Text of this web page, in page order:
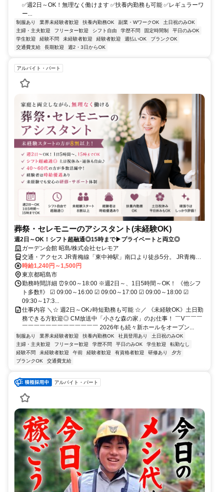
✅週2日～OK！無理なく働けます ✅扶養内勤務も可能 ✅レギュラーワ
ー...
制服あり 業界未経験者歓迎 扶養内勤務OK 副業・WワークOK
土日祝のみOK
主婦・主夫歓迎
フリーター歓迎 シフト自由 学歴不問 固定時間制
平日のみOK
学生歓迎
経験不問 未経験者歓迎 経験者歓迎 週払いOK
ブランクOK
交通費支給
長期歓迎 週2・3日からOK
アルバイト・パート
葬祭・セレモニーのアシスタント(未経験OK)
週2日～OK！シフト超融通◎15時まで▶プライベートと両立◎
ガーデン会館 昭島/株式会社セレモア
交通・アクセス JR青梅線「東中神駅」南口より徒歩5分。 JR青梅線
「中神駅」南口より徒歩7分。
時給1,240円～1,500円
東京都昭島市
勤務時間詳細 ⏰9:00～18:00 ※週2日～、1日5時間～OK！ 《他シフ
ト多数‼》 ☑ 09:00～16:00 ☑ 09:00～17:00 ☑ 09:00～18:00 ☑
09:30～17:3...
仕事内容 ＼☆ 週2日～OK♪時短勤務も可能 ☆／ 《未経験OK》土日勤
務できる方歓迎◎ CM放送中「小さな森の家」のお仕事！ ￣V￣￣￣
￣￣￣￣￣￣￣￣￣￣￣￣￣ 2026年も続々新ホールをオープン...
制服あり 業界未経験者歓迎 扶養内勤務OK 社員登用あり
土日祝のみOK
主婦・主夫歓迎
フリーター歓迎 学歴不問 平日のみOK 学生歓迎
転勤なし
経験不問
未経験者歓迎 午前 経験者歓迎 有資格者歓迎 研修あり
夕方
ブランクOK
交通費支給
アルバイト・パート